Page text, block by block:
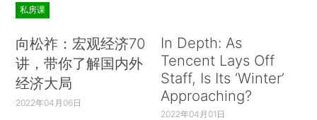
私房课
向松祚：宏观经济70
讲，带你了解国内外
经济大局
2022年04月06日
In Depth: As
Tencent Lays Off
Staff, Is Its ‘Winter’
Approaching?
2022年04月01日